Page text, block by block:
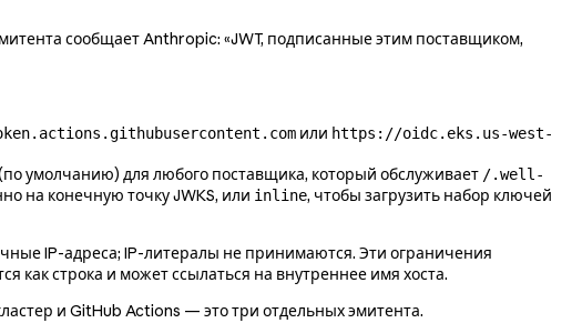
сообщает Anthropic: «JWT, подписанные этим поставщиком,
или https://oidc.eks.us-west-
умолчанию) для любого поставщика, который обслуживает /.well-
на конечную точку JWKS, или inline, чтобы загрузить набор ключей
IP-адреса; IP-литералы не принимаются. Эти ограничения
как строка и может ссылаться на внутреннее имя хоста.
и GitHub Actions — это три отдельных эмитента.